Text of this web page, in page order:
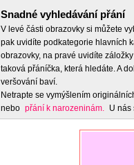
Snadné vyhledávání přání
V levé části obrazovky si můžete
pak uvidíte podkategorie hlavních
obrazovky, na pravé uvidíte záložky
taková přáníčka, která hledáte. A
veršování baví.
Netrapte se vymýšlením
nebo přání k narozeninám. U nás